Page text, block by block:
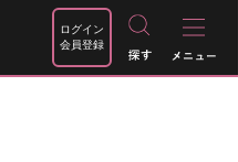
ログイン
会員登録